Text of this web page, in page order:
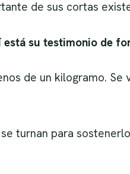
de sus cortas
está su testimonio de
de un kilogramo.
turnan para